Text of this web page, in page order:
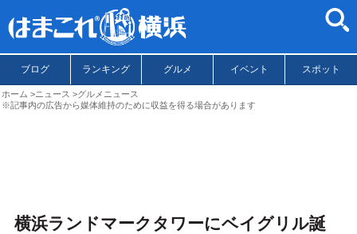
ブログ ランキング グルメ イベント スポット
ホーム ニュース
グルメニュース
※記事内の広告から媒体維持のために収益を得る場合があります
横浜ランドマークタワーにベイグリル誕